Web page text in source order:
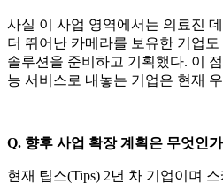
사실 이 사업 영역에서는 의료진
더 뛰어난 카메라를 보유한 기업
솔루션을 준비하고 기획했다. 이
능 서비스로 내놓는 기업은 현재
Q. 향후 사업 확장 계획은 무엇인가
현재 팁스(Tips) 2년 차 기업이며